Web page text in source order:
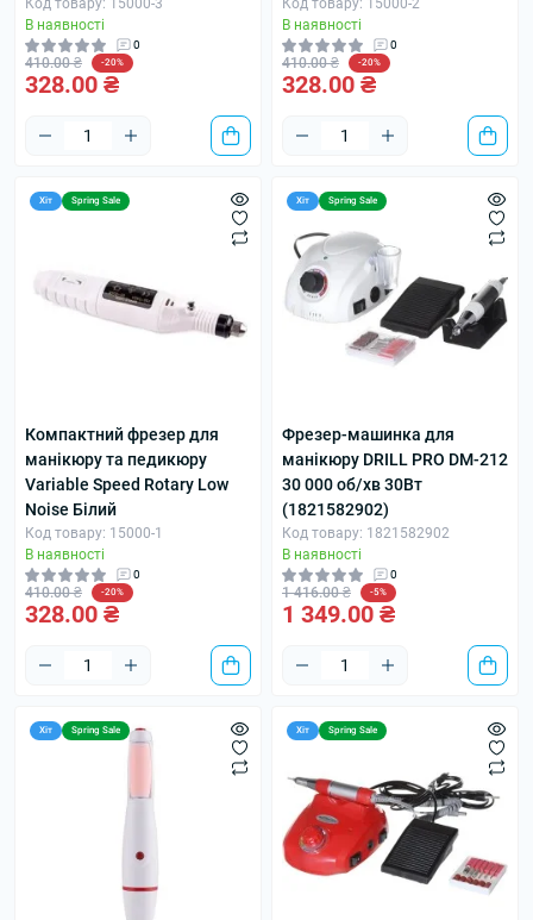
Код товару: 15000-3
В наявності
0
410.00 ₴ -20%
328.00 ₴
Код товару: 15000-2
В наявності
0
410.00 ₴ -20%
328.00 ₴
Хіт Spring Sale
Компактний фрезер для
манікюру та педикюру
Variable Speed Rotary Low
Noise Білий
Код товару: 15000-1
В наявності
0
410.00 ₴ -20%
328.00 ₴
Хіт Spring Sale
Фрезер-машинка для
манікюру DRILL PRO DM-212
30 000 об/хв 30Вт
(1821582902)
Код товару: 1821582902
В наявності
0
1 416.00 ₴ -5%
1 349.00 ₴
Хіт Spring Sale Хіт Spring Sale